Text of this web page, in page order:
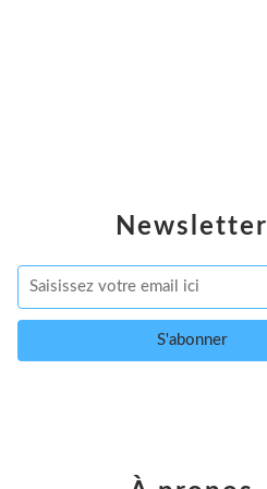
Newsletter